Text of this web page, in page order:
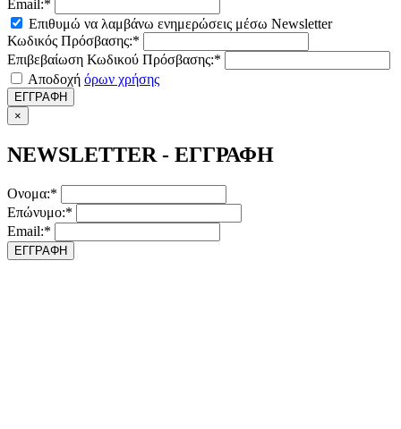
Email:*
Επιθυμώ να λαμβάνω ενημερώσεις μέσω Newsletter
Κωδικός Πρόσβασης:*
Επιβεβαίωση Κωδικού Πρόσβασης:*
Αποδοχή όρων χρήσης
ΕΓΓΡΑΦΗ
×
NEWSLETTER - ΕΓΓΡΑΦΗ
Ονομα:*
Επώνυμο:*
Email:*
ΕΓΓΡΑΦΗ